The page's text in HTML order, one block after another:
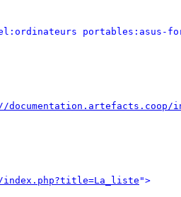
portables:asus-
documentation.artefacts.coop/
index.php?title=La_liste ">